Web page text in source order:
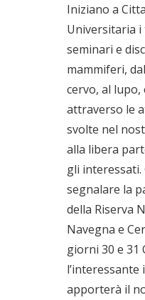
Iniziano a
Universitaria
seminari e
mammiferi,
cervo, al lupo,
attraverso le
svolte nel
alla libera
gli interessati.
segnalare la
della Riserva
Navegna e
giorni 30 e 31
l’interessante
apporterà il